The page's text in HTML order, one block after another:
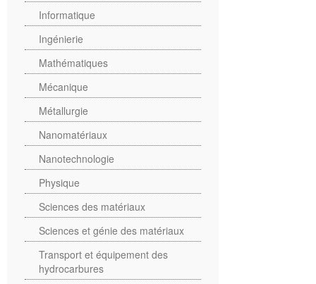
Informatique
Ingénierie
Mathématiques
Mécanique
Métallurgie
Nanomatériaux
Nanotechnologie
Physique
Sciences des matériaux
Sciences et génie des matériaux
Transport et équipement des
hydrocarbures